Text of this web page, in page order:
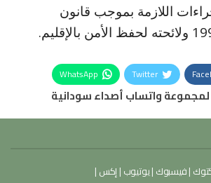
اللازمة بموجب قانون
Twitter
WhatsApp
واتساب أصداء سودانية
|فيسبوك |يوتيوب | إكس |